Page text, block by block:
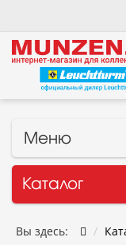
Меню
Каталог
Вы здесь: